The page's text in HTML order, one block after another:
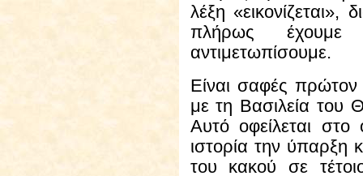
λέξη «εικονίζεται»,
πλήρως
αντιμετωπίσουμε.
Είναι σαφές πρώτον
με τη Βασιλεία του
Αυτό οφείλεται
ιστορία την ύπαρξη
του κακού σε